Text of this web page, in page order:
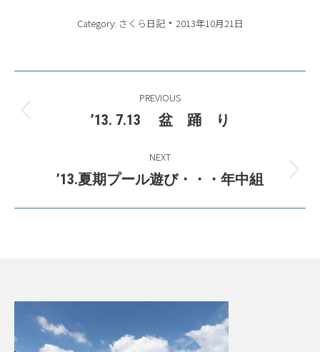
Category: さくら日記 2013年10月21日
navigation
PREVIOUS
Previous
’13. 7.13 盆 踊 り
NEXT
Next
’13.夏期プール遊び・・・年中組